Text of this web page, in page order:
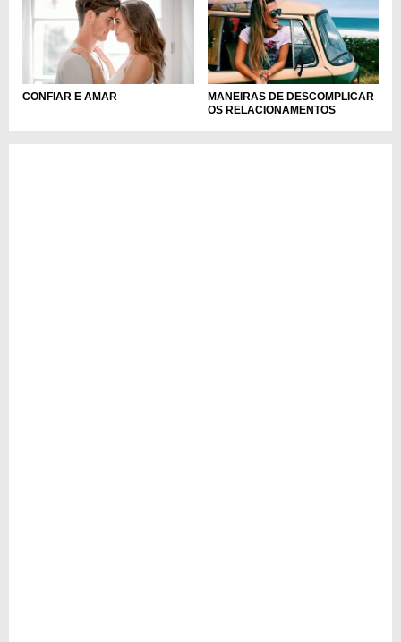
CONFIAR E AMAR
MANEIRAS DE DESCOMPLICAR
OS RELACIONAMENTOS